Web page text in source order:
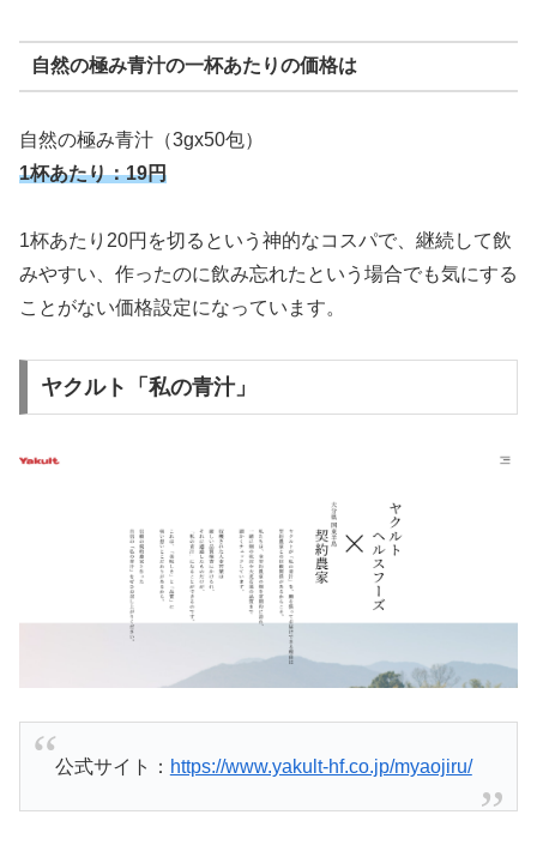
自然の極み青汁の一杯あたりの価格は
自然の極み青汁（3gx50包）
1杯あたり：19円
1杯あたり20円を切るという神的なコスパで、継続して飲
みやすい、作ったのに飲み忘れたという場合でも気にする
ことがない価格設定になっています。
ヤクルト「私の青汁」
公式サイト： https://www.yakult-hf.co.jp/myaojiru/